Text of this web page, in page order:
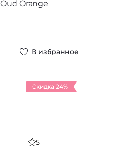
Oud Orange
В избранное
Скидка 24%
5